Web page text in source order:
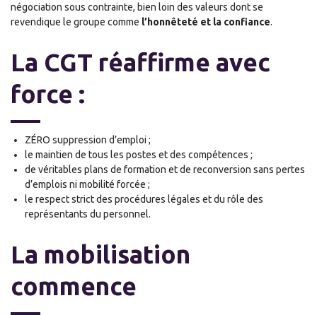
négociation sous contrainte, bien loin des valeurs dont se
revendique le groupe comme l’honnêteté et la confiance.
La CGT réaffirme avec
force :
ZÉRO suppression d’emploi ;
le maintien de tous les postes et des compétences ;
de véritables plans de formation et de reconversion sans pertes
d’emplois ni mobilité forcée ;
le respect strict des procédures légales et du rôle des
représentants du personnel.
La mobilisation
commence